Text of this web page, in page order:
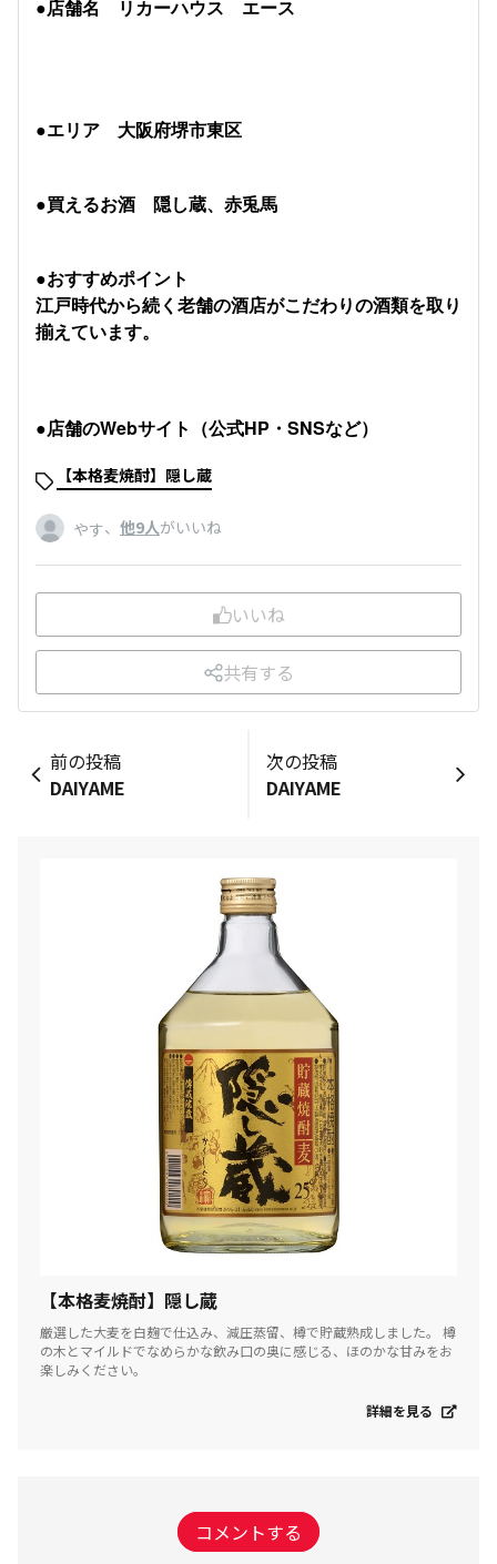
●店舗名 リカーハウス エース
●エリア 大阪府堺市東区
●買えるお酒 隠し蔵、赤兎馬
●おすすめポイント
江戸時代から続く老舗の酒店がこだわりの酒類を取り
揃えています。
●店舗のWebサイト（公式HP・SNSなど）
【本格麦焼酎】隠し蔵
やす、 他9人がいいね
いいね
共有する
【本格麦焼酎】隠し蔵
厳選した大麦を白麹で仕込み、減圧蒸留、樽で貯蔵熟成しました。 樽
の木とマイルドでなめらかな飲み口の奥に感じる、ほのかな甘みをお
楽しみください。
詳細を見る
前の投稿
DAIYAME
次の投稿
DAIYAME
コメントする